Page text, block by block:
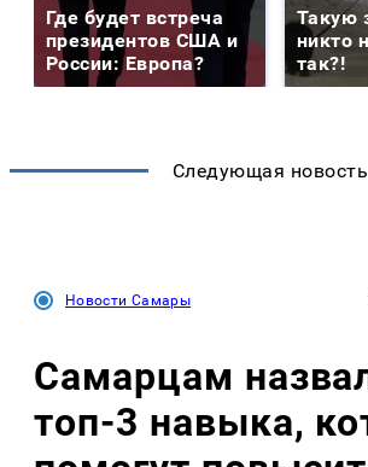
Где будет встреча
президентов США и
России: Европа?
Такую
никто
так?!
Следующая новость
Новости Самары
Самарцам
топ-3 навыка,